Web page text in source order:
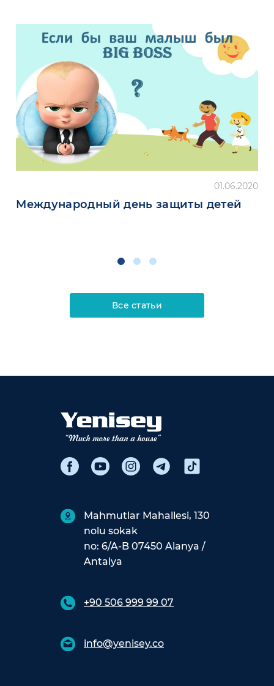
01.06.2020
Международный день защиты детей
Все статьи
Mahmutlar Mahallesi, 130
nolu sokak
no: 6/A-B 07450 Alanya /
Antalya
+90 506 999 99 07
info@yenisey.co